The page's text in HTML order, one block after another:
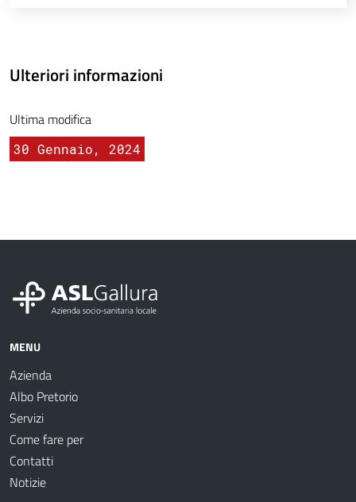
Ulteriori informazioni
Ultima modifica
30 Gennaio, 2024
MENU
Azienda
Albo Pretorio
Servizi
Come fare per
Contatti
Notizie